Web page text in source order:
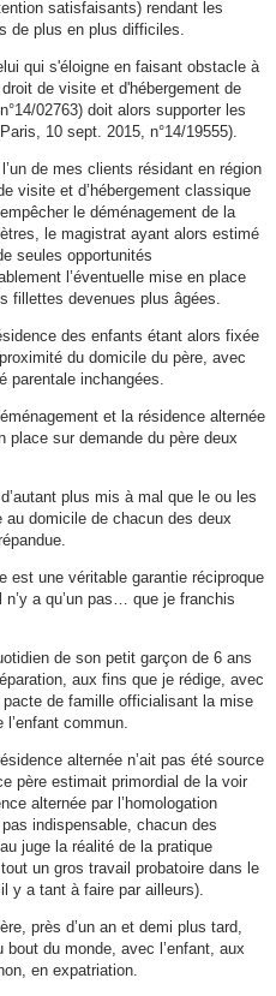
satisfaisants) rendant les
de plus en plus difficiles.
qui s'éloigne en faisant obstacle à
de visite et d'hébergement de
02763) doit alors supporter les
10 sept. 2015, n°14/19555).
de mes clients résidant en région
visite et d’hébergement classique
le déménagement de la
le magistrat ayant alors estimé
seules opportunités
l’éventuelle mise en place
fillettes devenues plus âgées.
des enfants étant alors fixée
du domicile du père, avec
parentale inchangées.
et la résidence alternée
sur demande du père deux
plus mis à mal que le ou les
domicile de chacun des deux
est une véritable garantie réciproque
n’y a qu’un pas… que je franchis
de son petit garçon de 6 ans
aux fins que je rédige, avec
de famille officialisant la mise
commun.
alternée n’ait pas été source
père estimait primordial de la voir
alternée par l’homologation
indispensable, chacun des
juge la réalité de la pratique
un gros travail probatoire dans le
y a tant à faire par ailleurs).
près d’un an et demi plus tard,
du monde, avec l’enfant, aux
en expatriation.